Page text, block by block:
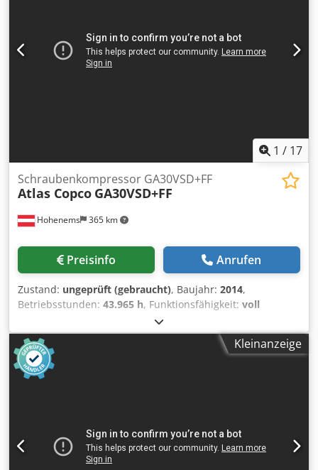
1 / 17
Hohenems 365 km
Schraubenkompressor GA30VSD+FF
Atlas Copco GA30VSD+FF
Preisinfo Anrufen
Zustand: ungeprüft (gebraucht), Baujahr: 2014,
Betriebsstunden: 43.965 h, Funktionsfähigkeit: voll
, Second hand Kompressor Atlas Copco
GA30VSD+FF Trockner integriert Umrichter integriert 30 kW
13 bar 5.85 m/min Baujahr: 2014 Dkedoxu Ibcepfx Am Aer
Betriebsstunden: 43965
Kleinanzeige